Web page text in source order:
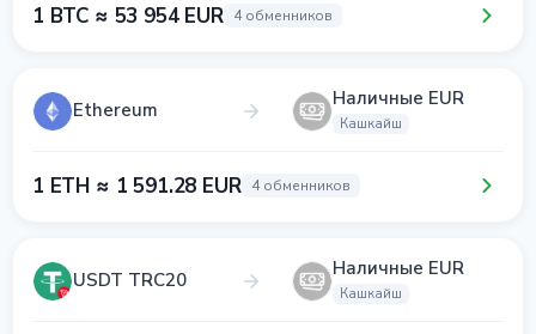
1 BTC ≈ 53 954 EUR 4 обменников
Ethereum Наличные EUR
Кашкайш
1 ETH ≈ 1 591.28 EUR 4 обменников
USDT TRC20 Наличные EUR
Кашкайш